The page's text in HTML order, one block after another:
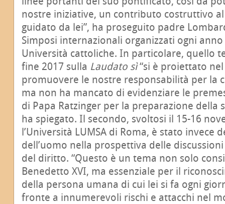
nostre iniziative, un contributo costruttivo
guidato da lei”, ha proseguito padre
Simposi internazionali organizzati ogni
Università cattoliche. In particolare, quello
fine 2017 sulla Laudato sì“si è proiettato
promuovere le nostre responsabilità per la
ma non ha mancato di evidenziare le
di Papa Ratzinger per la preparazione della
ha spiegato. Il secondo, svoltosi il 15-16
l’Università LUMSA di Roma, è stato invece
dell’uomo nella prospettiva delle
del diritto. “Questo è un tema non solo
Benedetto XVI, ma essenziale per il
della persona umana di cui lei si fa ogni
fronte a innumerevoli rischi e attacchi nel